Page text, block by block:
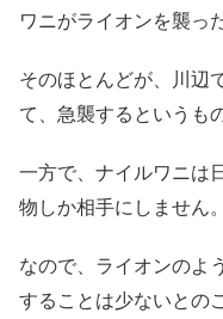
ワニがライオンを襲っ
そのほとんどが、川辺
て、急襲するというも
一方で、ナイルワニは
物しか相手にしません。
なので、ライオンのよ
することは少ないとの